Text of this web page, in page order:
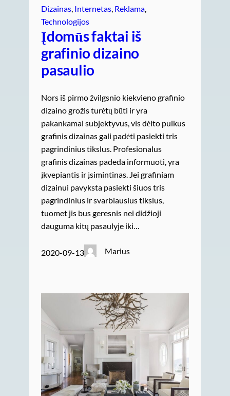
Dizainas, Internetas, Reklama
Technologijos
Įdomūs faktai iš
grafinio dizaino
pasaulio
Nors iš pirmo žvilgsnio kiekvieno grafinio
dizaino grožis turėtų būti ir yra
pakankamai subjektyvus, vis dėlto puikus
grafinis dizainas gali padėti pasiekti tris
pagrindinius tikslus. Profesionalus
grafinis dizainas padeda informuoti, yra
įkvepiantis ir įsimintinas. Jei grafiniam
dizainui pavyksta pasiekti šiuos tris
pagrindinius ir svarbiausius tikslus,
tuomet jis bus geresnis nei didžioji
dauguma kitų pasaulyje iki…
2020-09-13 Marius